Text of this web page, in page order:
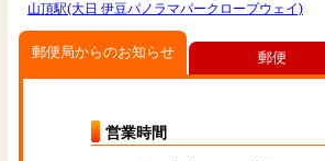
山頂駅(大日 伊豆パノラマパークロープウェイ)
郵便局からのお知らせ
営業時間
郵便